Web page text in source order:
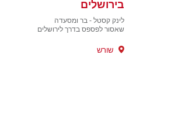
בירושלים
לינק קסטל - בר ומסעדה
שאסור לפספס בדרך לירושלים
שורש